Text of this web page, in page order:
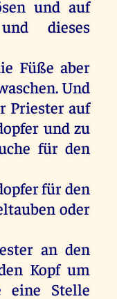
und auf
dieses
Füße aber
Und
Priester auf
und zu
für den
für den
oder
an den
Kopf um
eine Stelle